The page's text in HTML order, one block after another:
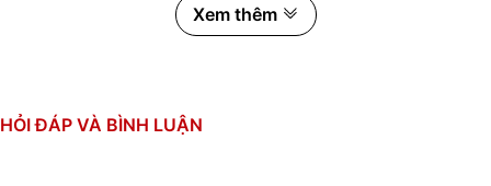
Qualcomm Snapdragon 7+ Gen 3 (4 nm)
8 nhân (1x2.8 GHz & 4x2.6 GHz & 3x1.9 GHz)
Bộ nhớ trong:
Xem thêm
HỎI ĐÁP VÀ BÌNH LUẬN